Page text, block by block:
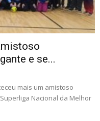
e se...
mais um amistoso
Nacional da Melhor